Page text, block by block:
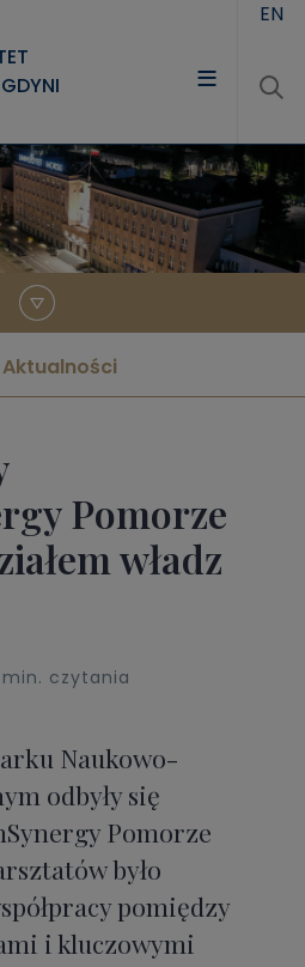
EN
Aktualności
Pomorze
władz
min. czytania
Naukowo-
odbyły się
Pomorze
było
pomiędzy
i kluczowymi